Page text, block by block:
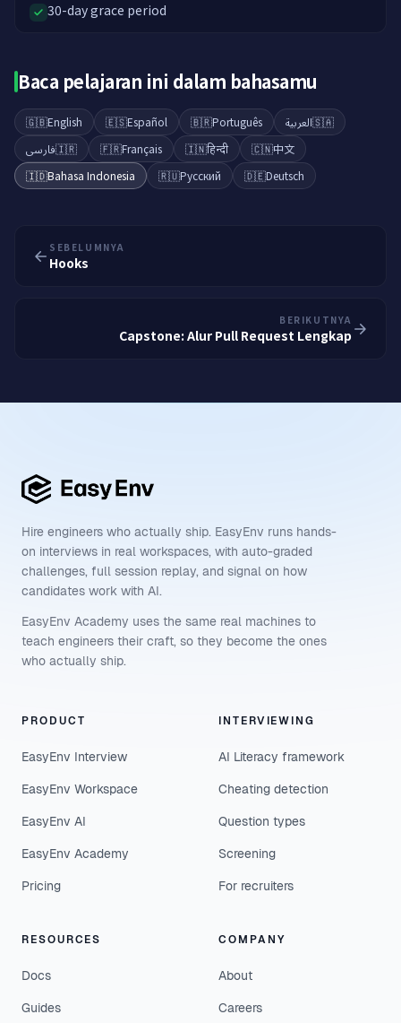
30-day grace period
Baca pelajaran ini dalam bahasamu
🇬🇧English 🇪🇸Español 🇧🇷Português 🇸🇦العربية
🇮🇷فارسی 🇫🇷Français 🇮🇳हिन्दी 🇨🇳中文
🇮🇩Bahasa Indonesia 🇷🇺Русский 🇩🇪Deutsch
SEBELUMNYA
Hooks
BERIKUTNYA
Capstone: Alur Pull Request Lengkap
Hire engineers who actually ship. EasyEnv runs hands-
on interviews in real workspaces, with auto-graded
challenges, full session replay, and signal on how
candidates work with AI.
EasyEnv Academy uses the same real machines to
teach engineers their craft, so they become the ones
who actually ship.
PRODUCT
EasyEnv Interview
EasyEnv Workspace
EasyEnv AI
EasyEnv Academy
Pricing
INTERVIEWING
AI Literacy framework
Cheating detection
Question types
Screening
For recruiters
RESOURCES
Docs
Guides
COMPANY
About
Careers